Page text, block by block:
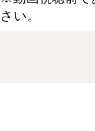
さい。